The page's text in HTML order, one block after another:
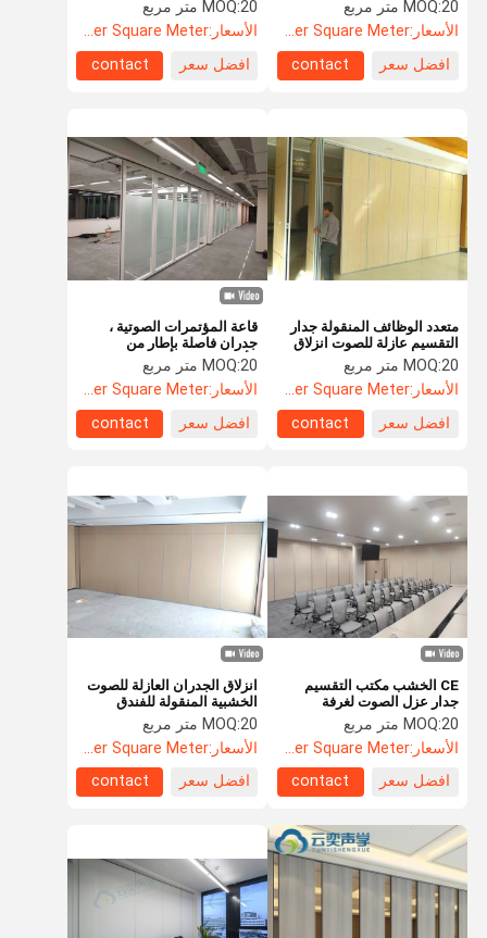
مراقبة الجودة اتصل بنا القضايا
اطلب اقتباس
باب مضاد للصوت
باب معزول من الضوضاء
الباب المقاوم للنار
باب مضاد للحريق
جدار التقسيم المنقول
قسم الحائط القابل للعمل
مقسم غرفة معلقة
غرفه هاتفية عازلة للصوت
صندوق اجتماعات المكتب
غطاء المكتب المتحرك
MOQ:20 متر مربع
الأسعار:US$105.5 Per Square Meter
افضل سعر
contact
MOQ:20 متر مربع
الأسعار:US$104.8 Per Square Meter
افضل سعر
contact
متعدد الوظائف المنقولة جدار
التقسيم عازلة للصوت انزلاق
الجدار سمك 65 مم
MOQ:20 متر مربع
الأسعار:US$88.5 Per Square Meter
افضل سعر
contact
قاعة المؤتمرات الصوتية ،
جدران فاصلة بإطار من
الألومنيوم ، مرونة كاملة في
الفضاء
MOQ:20 متر مربع
الأسعار:US$108.5 Per Square Meter
افضل سعر
contact
CE الخشب مكتب التقسيم
جدار عزل الصوت لغرفة
القياس
MOQ:20 متر مربع
الأسعار:US$85.5 Per Square Meter
افضل سعر
contact
انزلاق الجدران العازلة للصوت
الخشبية المنقولة للفندق
MOQ:20 متر مربع
الأسعار:US$88.5 Per Square Meter
افضل سعر
contact